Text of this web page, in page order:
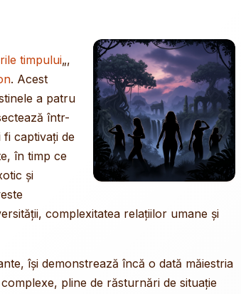
timpului„,
. Acest
a patru
într-
captivați de
în timp ce
și
complexitatea relațiilor umane și
își demonstrează încă o dată măiestria
pline de răsturnări de situație